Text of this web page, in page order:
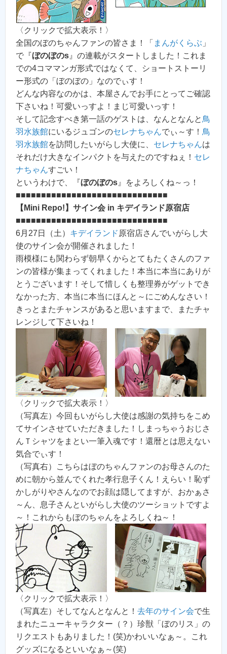
〈クリックで拡大表示！〉
全国のぼのちゃんファンの皆さま！「 まんがくらぶ 」
で『ぼのぼのs 』の連載がスタートしました！これま
での4コママンガ形式ではなくて、ショートストーリ
ー形式の「ぼのぼの」なのでぃす！
どんな内容なのかは、本屋さんでお手にとってご確認
下さいね！可愛いっすよ！まじ可愛いっす！
そして記念すべき第一話のゲストは、なんとなんと 鳥
羽水族館にいるジュゴンのセレナちゃんでぃ～す！ 鳥
羽水族館を訪問したいがらし大使に、 セレナちゃんは
それだけ大きなインパクトを与えたのですねぇ！ セレ
ナちゃんすごい！
というわけで、『ぼのぼのs 』をよろしくね～っ！
■■■■■■■■■■■■■■■■■■■■■■■■■■■■■■
【Mini Repo!】サイン会 in キデイランド原宿店
■■■■■■■■■■■■■■■■■■■■■■■■■■■■■■
6月27日（土） キデイランド 原宿店さんでいがらし大
使のサイン会が開催されました！
雨模様にも関わらず朝早くからとてもたくさんのファ
ンの皆様が集まってくれました！本当に本当にありが
とうございます！そして惜しくも整理券がゲットでき
なかった方、本当に本当にほんと～にごめんなさい！
きっとまたチャンスがあると思いますまで、またチャ
レンジして下さいね！
〈クリックで拡大表示！〉
（写真左）今回もいがらし大使は感謝の気持ちをこめ
てサインさせていただきました！しまっちゃうおじさ
んＴシャツをまとい一筆入魂です！還暦とは思えない
気合でぃす！
（写真右）こちらはぼのちゃんファンのお母さんのた
めに朝から並んでくれた孝行息子くん！えらい！恥ず
かしがりやさんなのでお顔は隠してますが、おかぁさ
～ん、息子さんといがらし大使のツーショットですよ
～！これからもぼのちゃんをよろしくね～！
〈クリックで拡大表示！〉
（写真左）そしてなんとなんと！ 去年のサイン会で生
まれたニューキャラクター（？）珍獣「ぼのリス」の
リクエストもありました！(笑)かわいいなぁ～。これ
グッズになるといいなぁ～(笑)